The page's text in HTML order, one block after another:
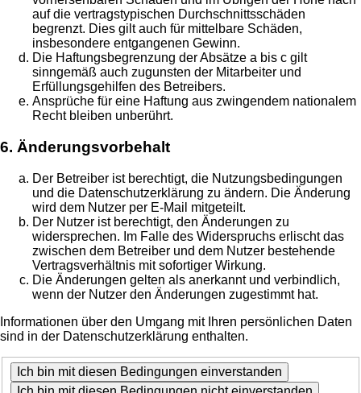
auf die vertragstypischen Durchschnittsschäden
begrenzt. Dies gilt auch für mittelbare Schäden,
insbesondere entgangenen Gewinn.
Die Haftungsbegrenzung der Absätze a bis c gilt
sinngemäß auch zugunsten der Mitarbeiter und
Erfüllungsgehilfen des Betreibers.
Ansprüche für eine Haftung aus zwingendem nationalem
Recht bleiben unberührt.
6. Änderungsvorbehalt
Der Betreiber ist berechtigt, die Nutzungsbedingungen
und die Datenschutzerklärung zu ändern. Die Änderung
wird dem Nutzer per E-Mail mitgeteilt.
Der Nutzer ist berechtigt, den Änderungen zu
widersprechen. Im Falle des Widerspruchs erlischt das
zwischen dem Betreiber und dem Nutzer bestehende
Vertragsverhältnis mit sofortiger Wirkung.
Die Änderungen gelten als anerkannt und verbindlich,
wenn der Nutzer den Änderungen zugestimmt hat.
Informationen über den Umgang mit Ihren persönlichen Daten
sind in der Datenschutzerklärung enthalten.